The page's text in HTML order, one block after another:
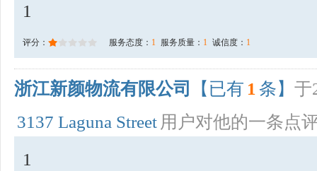
1
评分： 服务态度： 1 服务质量： 1 诚信度： 1
浙江新颜物流有限公司 【已有 1 条】 于
3137 Laguna Street 用户对他的一条点
1